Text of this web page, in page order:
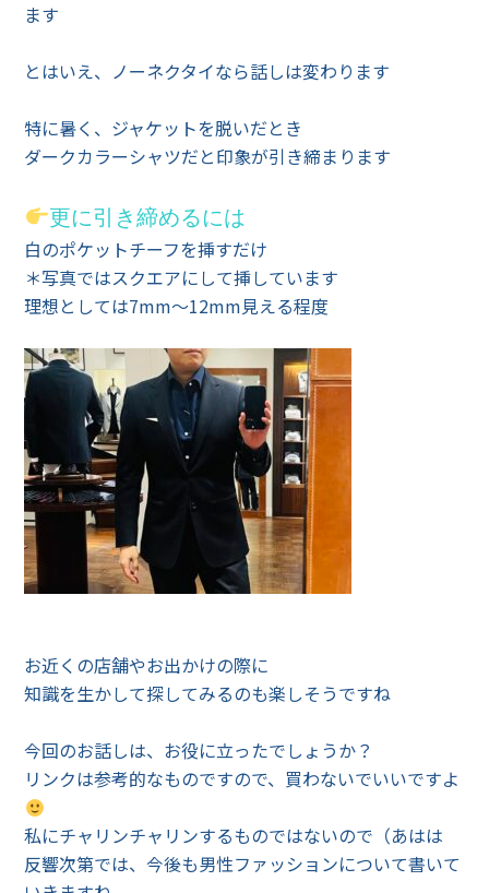
ます
とはいえ、ノーネクタイなら話しは変わります
特に暑く、ジャケットを脱いだとき
ダークカラーシャツだと印象が引き締まります
更に引き締めるには
白のポケットチーフを挿すだけ
＊写真ではスクエアにして挿しています
理想としては7mm～12mm見える程度
お近くの店舗やお出かけの際に
知識を生かして探してみるのも楽しそうですね
今回のお話しは、お役に立ったでしょうか？
リンクは参考的なものですので、買わないでいいですよ
私にチャリンチャリンするものではないので（あはは
反響次第では、今後も男性ファッションについて書いて